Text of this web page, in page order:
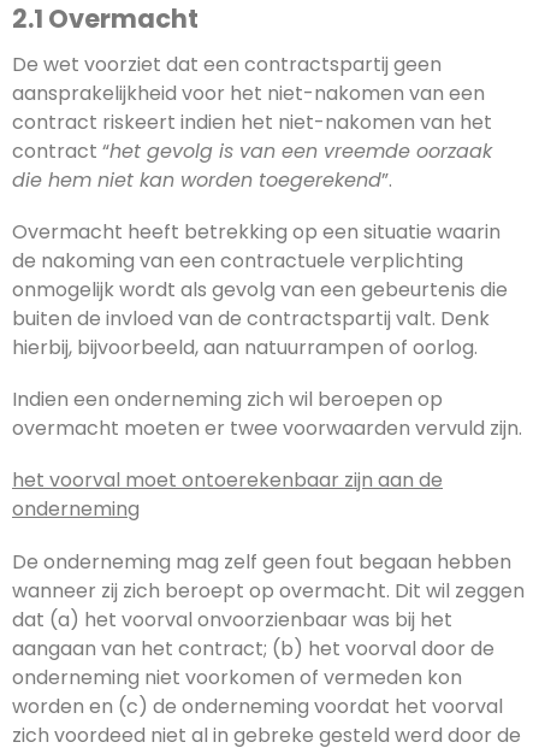
2.1 Overmacht
De wet voorziet dat een contractspartij geen
aansprakelijkheid voor het niet-nakomen van een
contract riskeert indien het niet-nakomen van het
contract “het gevolg is van een vreemde oorzaak
die hem niet kan worden toegerekend”.
Overmacht heeft betrekking op een situatie waarin
de nakoming van een contractuele verplichting
onmogelijk wordt als gevolg van een gebeurtenis die
buiten de invloed van de contractspartij valt. Denk
hierbij, bijvoorbeeld, aan natuurrampen of oorlog.
Indien een onderneming zich wil beroepen op
overmacht moeten er twee voorwaarden vervuld zijn.
het voorval moet ontoerekenbaar zijn aan de
onderneming
De onderneming mag zelf geen fout begaan hebben
wanneer zij zich beroept op overmacht. Dit wil zeggen
dat (a) het voorval onvoorzienbaar was bij het
aangaan van het contract; (b) het voorval door de
onderneming niet voorkomen of vermeden kon
worden en (c) de onderneming voordat het voorval
zich voordeed niet al in gebreke gesteld werd door de